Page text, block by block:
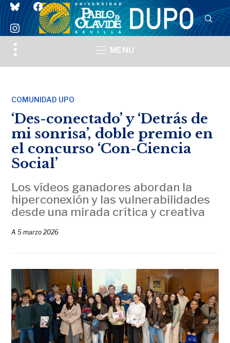
blueskyfacebook
instagram
Toggle
sidebar
MENU
COMUNIDAD UPO
‘Des-conectado’ y ‘Detrás de
mi sonrisa’, doble premio en
el concurso ‘Con-Ciencia
Social’
Los vídeos ganadores abordan la
hiperconexión y las vulnerabilidades
desde una mirada crítica y creativa
A5 marzo 2026